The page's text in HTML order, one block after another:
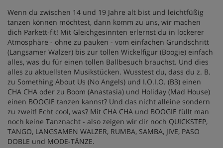
Wenn du zwischen 14 und 19 Jahre alt bist und leichtfüßig
tanzen können möchtest, dann komm zu uns, wir machen
dich Parkett-fit! Mit Gleichgesinnten erlernst du in lockerer
Atmosphäre - ohne zu pauken - vom einfachen Grundschritt
(Langsamer Walzer) bis zur tollen Wickelfigur (Boogie) einfach
alles, was du für einen tollen Ballbesuch brauchst. Und dies
alles zu aktuellsten Musikstücken. Wusstest du, dass du z. B.
zu Something About Us (No Angels) und I.O.I.O. (B3) einen
CHA CHA oder zu Boom (Anastasia) und Holiday (Mad House)
einen BOOGIE tanzen kannst? Und das nicht alleine sondern
zu zweit! Echt cool, was? Mit CHA CHA und BOOGIE füllt man
noch keine Tanznacht - also zeigen wir dir noch QUICKSTEP,
TANGO, LANGSAMEN WALZER, RUMBA, SAMBA, JIVE, PASO
DOBLE und MODE-TÄNZE.